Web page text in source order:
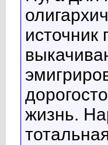
источник
жизнь.